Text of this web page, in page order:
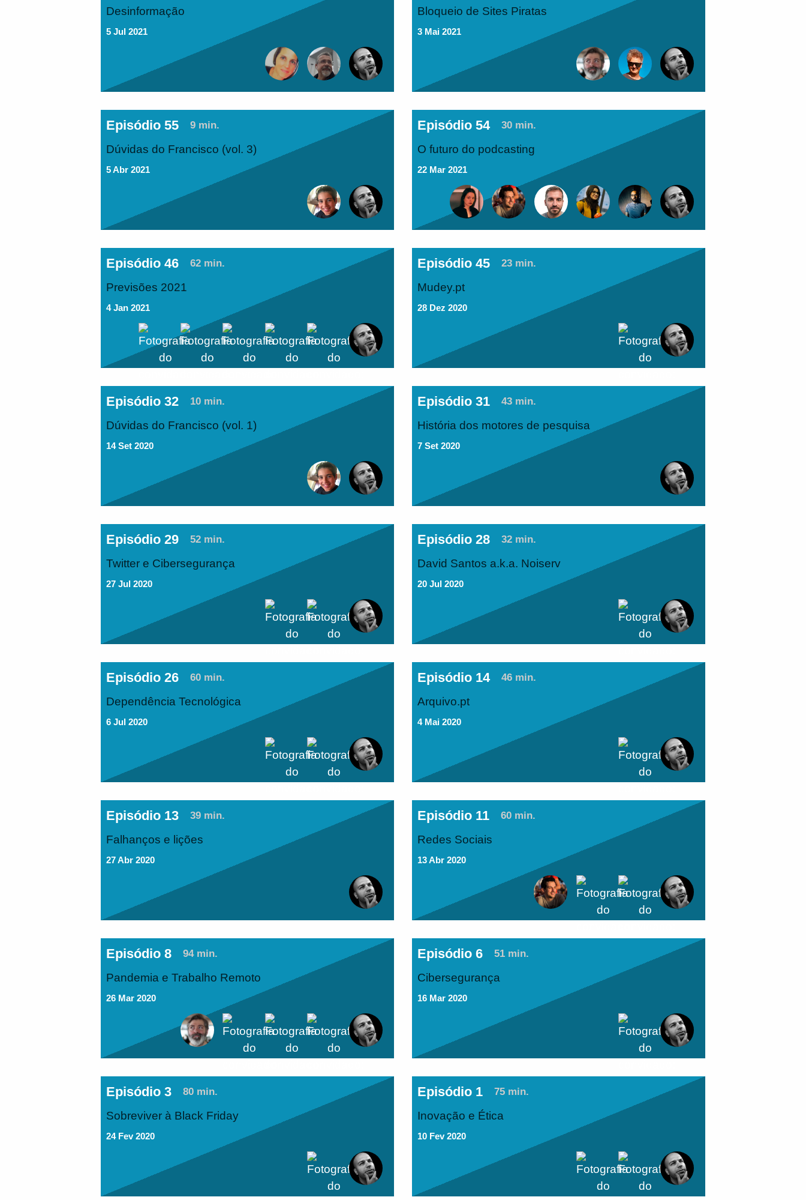
Desinformação
5 Jul 2021
Bloqueio de Sites Piratas
3 Mai 2021
Episódio 55 9 min.
Dúvidas do Francisco (vol. 3)
5 Abr 2021
Episódio 54 30 min.
O futuro do podcasting
22 Mar 2021
Episódio 46 62 min.
Previsões 2021
4 Jan 2021
Episódio 45 23 min.
Mudey.pt
28 Dez 2020
Episódio 32 10 min.
Dúvidas do Francisco (vol. 1)
14 Set 2020
Episódio 31 43 min.
História dos motores de pesquisa
7 Set 2020
Episódio 29 52 min.
Twitter e Cibersegurança
27 Jul 2020
Episódio 28 32 min.
David Santos a.k.a. Noiserv
20 Jul 2020
Episódio 26 60 min.
Dependência Tecnológica
6 Jul 2020
Episódio 14 46 min.
Arquivo.pt
4 Mai 2020
Episódio 13 39 min.
Falhanços e lições
27 Abr 2020
Episódio 11 60 min.
Redes Sociais
13 Abr 2020
Episódio 8 94 min.
Pandemia e Trabalho Remoto
26 Mar 2020
Episódio 6 51 min.
Cibersegurança
16 Mar 2020
Episódio 3 80 min.
Sobreviver à Black Friday
24 Fev 2020
Episódio 1 75 min.
Inovação e Ética
10 Fev 2020